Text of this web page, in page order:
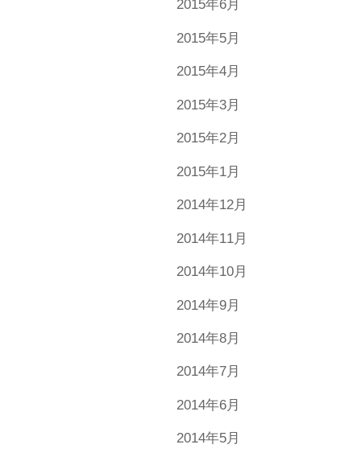
2015年6月
2015年5月
2015年4月
2015年3月
2015年2月
2015年1月
2014年12月
2014年11月
2014年10月
2014年9月
2014年8月
2014年7月
2014年6月
2014年5月